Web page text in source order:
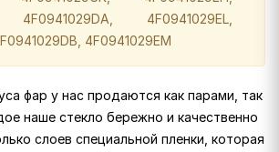
4F0941029DA, 4F0941029EL,
4F0941029EM
фар у нас продаются как парами, так
наше стекло бережно и качественно
слоев специальной пленки, которая